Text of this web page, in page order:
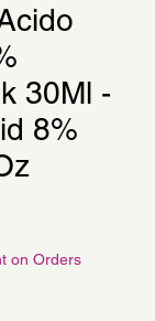
30Ml -
8%
on Orders